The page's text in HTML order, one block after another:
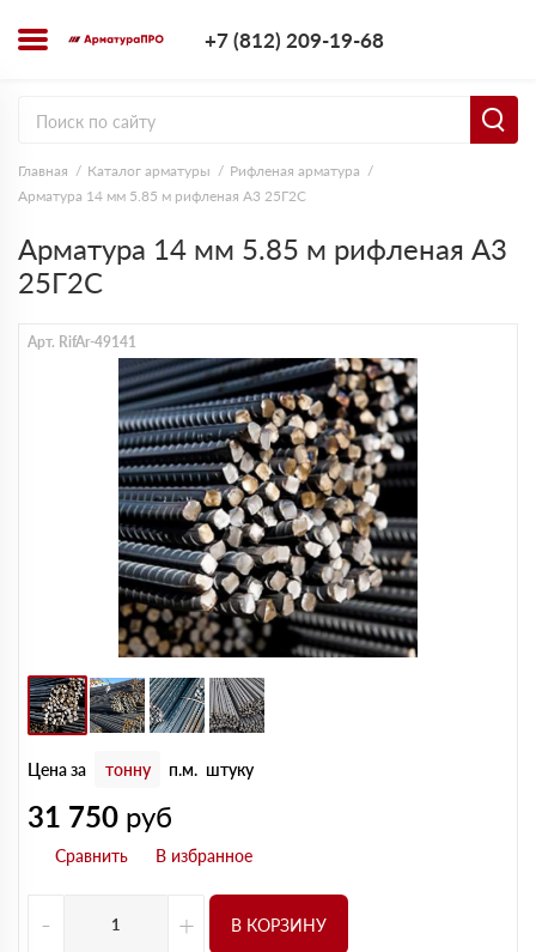
+7 (812) 209-19-68
Главная Каталог арматуры
Рифленая арматура
Арматура 14 мм 5.85 м рифленая А3 25Г2С
Арматура 14 мм 5.85 м рифленая А3
25Г2С
Арт. RifAr-49141
Цена за тонну п.м. штуку
31 750 руб
- + В КОРЗИНУ